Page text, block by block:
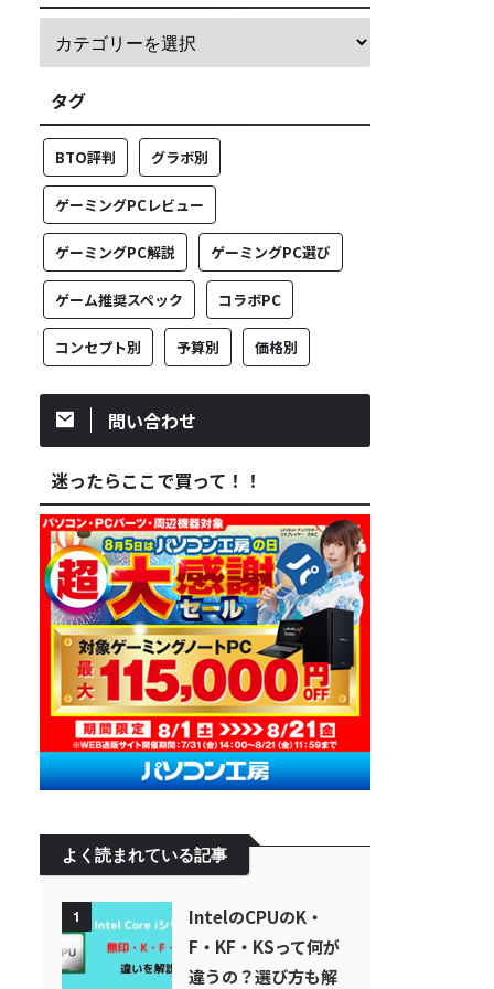
タグ
BTO評判 グラボ別
ゲーミングPCレビュー
ゲーミングPC解説 ゲーミングPC選び
ゲーム推奨スペック コラボPC
コンセプト別 予算別 価格別
問い合わせ
迷ったらここで買って！！
よく読まれている記事
1
IntelのCPUのK・
F・KF・KSって何が
違うの？選び方も解